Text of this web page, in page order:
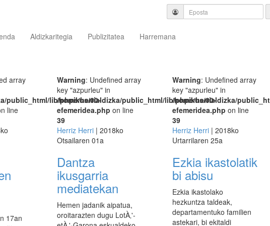
Aldizkaritegia Publizitatea Harremana
array
public_html/lib/phpikus/00-
line
17an
Warning: Undefined array
key "azpurleu" in
/home/herrialdizka/public_html/lib/phpikus/00-
efemeridea.php on line
39
Herriz Herri | 2018ko
Otsailaren 01a
Dantza
ikusgarria
mediatekan
Hemen jadanik aipatua,
oroitarazten dugu LotÀ‚'­-
Warning: Undefined array
key "azpurleu" in
/home/herrialdizka/
efemeridea.php on line
39
Herriz Herri | 2018ko
Urtarrilaren 25a
Ezkia ikastolatik
bi abisu
Ezkia ikastolako
hezkuntza taldeak,
departamentuko familien
astekari, bi ekitaldi